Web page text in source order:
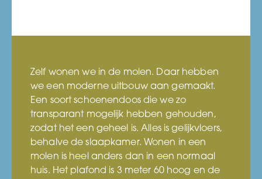
Zelf wonen we in de molen. Daar hebben
we een moderne uitbouw aan gemaakt.
Een soort schoenendoos die we zo
transparant mogelijk hebben gehouden,
zodat het een geheel is. Alles is gelijkvloers,
behalve de slaapkamer. Wonen in een
molen is heel anders dan in een normaal
huis. Het plafond is 3 meter 60 hoog en de